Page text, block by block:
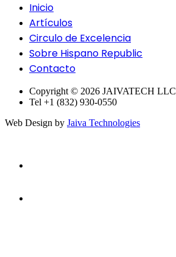
Inicio
Artículos
Circulo de Excelencia
Sobre Hispano Republic
Contacto
Copyright © 2026 JAIVATECH LLC
Tel +1 (832) 930-0550
Web Design by Jaiva Technologies